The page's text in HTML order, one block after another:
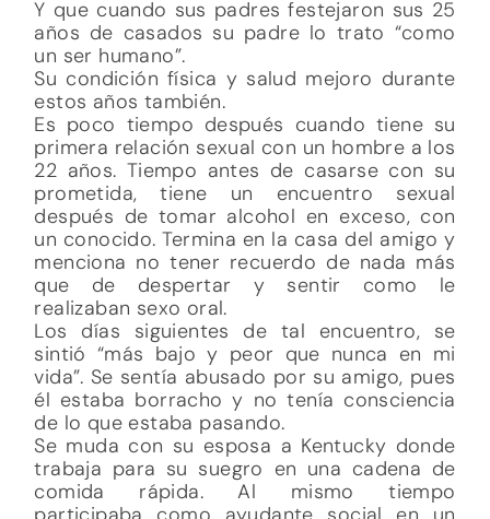
Y que cuando sus padres festejaron sus 25
años de casados su padre lo trato “como
un ser humano”.
Su condición física y salud mejoro durante
estos años también.
Es poco tiempo después cuando tiene su
primera relación sexual con un hombre a los
22 años. Tiempo antes de casarse con su
prometida, tiene un encuentro sexual
después de tomar alcohol en exceso, con
un conocido. Termina en la casa del amigo y
menciona no tener recuerdo de nada más
que de despertar y sentir como le
realizaban sexo oral.
Los días siguientes de tal encuentro, se
sintió “más bajo y peor que nunca en mi
vida”. Se sentía abusado por su amigo, pues
él estaba borracho y no tenía consciencia
de lo que estaba pasando.
Se muda con su esposa a Kentucky donde
trabaja para su suegro en una cadena de
comida rápida. Al mismo tiempo